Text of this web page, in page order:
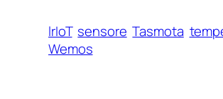
lrIoT sensore Tasmota
Wemos